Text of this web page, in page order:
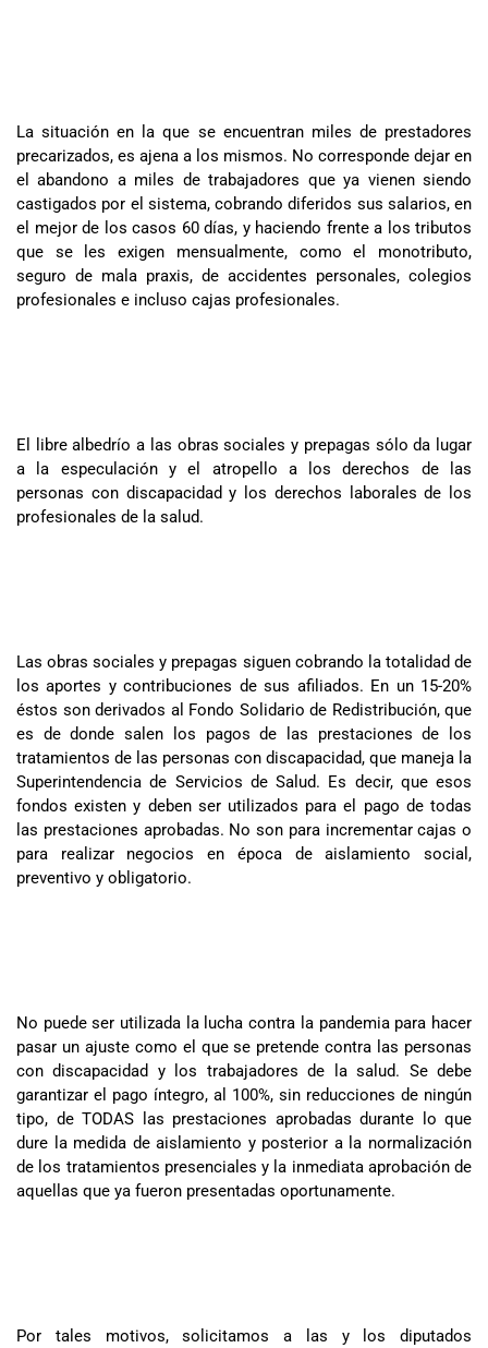
La situación en la que se encuentran miles de prestadores
precarizados, es ajena a los mismos. No corresponde dejar en
el abandono a miles de trabajadores que ya vienen siendo
castigados por el sistema, cobrando diferidos sus salarios, en
el mejor de los casos 60 días, y haciendo frente a los tributos
que se les exigen mensualmente, como el monotributo,
seguro de mala praxis, de accidentes personales, colegios
profesionales e incluso cajas profesionales.
El libre albedrío a las obras sociales y prepagas sólo da lugar
a la especulación y el atropello a los derechos de las
personas con discapacidad y los derechos laborales de los
profesionales de la salud.
Las obras sociales y prepagas siguen cobrando la totalidad de
los aportes y contribuciones de sus afiliados. En un 15-20%
éstos son derivados al Fondo Solidario de Redistribución, que
es de donde salen los pagos de las prestaciones de los
tratamientos de las personas con discapacidad, que maneja la
Superintendencia de Servicios de Salud. Es decir, que esos
fondos existen y deben ser utilizados para el pago de todas
las prestaciones aprobadas. No son para incrementar cajas o
para realizar negocios en época de aislamiento social,
preventivo y obligatorio.
No puede ser utilizada la lucha contra la pandemia para hacer
pasar un ajuste como el que se pretende contra las personas
con discapacidad y los trabajadores de la salud. Se debe
garantizar el pago íntegro, al 100%, sin reducciones de ningún
tipo, de TODAS las prestaciones aprobadas durante lo que
dure la medida de aislamiento y posterior a la normalización
de los tratamientos presenciales y la inmediata aprobación de
aquellas que ya fueron presentadas oportunamente.
Por tales motivos, solicitamos a las y los diputados